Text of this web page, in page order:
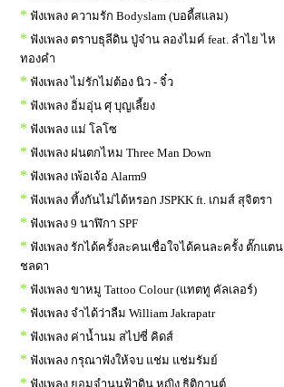
* ฟังเพลง ความรัก Bodyslam (บอดี้สแลม)
* ฟังเพลง ตราบธุลีดิน ปู่จ๋าน ลองไมค์ feat. ลำไย ไห
ทองคำ
* ฟังเพลง ไม่รักไม่ต้อง นิว - จิ๋ว
* ฟังเพลง อิ่มอุ่น ศุ บุญเลี้ยง
* ฟังเพลง แม่ โลโซ
* ฟังเพลง ฝนตกไหม Three Man Down
* ฟังเพลง เพ้อเจ้อ Alarm9
* ฟังเพลง ทิ้งกันไม่ได้หรอก JSPKK ft. เกมส์ สุจิตรา
* ฟังเพลง 9 นาฬิกา SPF
* ฟังเพลง รักได้ครั้งละคนเชื่อใจได้คนละครั้ง ตั๊กแตน
ชลดา
* ฟังเพลง ขาหมู Tattoo Colour (แทตทู คัลเลอร์)
* ฟังเพลง จำได้ว่าลืม William Jakrapatr
* ฟังเพลง ค่าน้ำนม สไปซี่ คิดส์
* ฟังเพลง กรุณาฟังให้จบ แช่ม แช่มรัมย์
* ฟังเพลง ยอมจำนนฟ้าดิน หญิง ธิติกานต์